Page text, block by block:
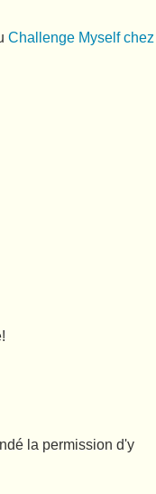
Challenge Myself chez
la permission d'y